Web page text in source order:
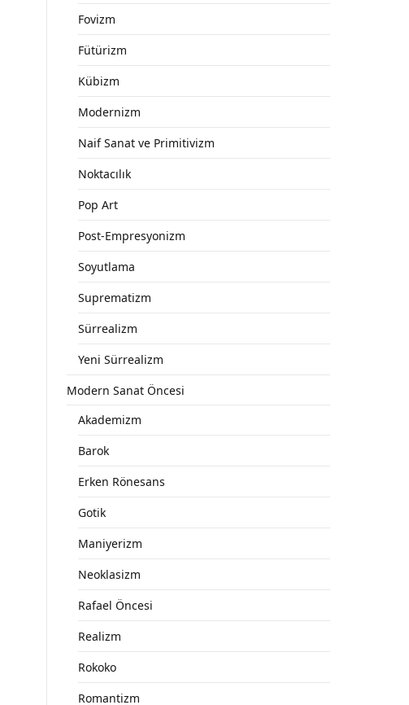
Fovizm
Fütürizm
Kübizm
Modernizm
Naif Sanat ve Primitivizm
Noktacılık
Pop Art
Post-Empresyonizm
Soyutlama
Suprematizm
Sürrealizm
Yeni Sürrealizm
Modern Sanat Öncesi
Akademizm
Barok
Erken Rönesans
Gotik
Maniyerizm
Neoklasizm
Rafael Öncesi
Realizm
Rokoko
Romantizm